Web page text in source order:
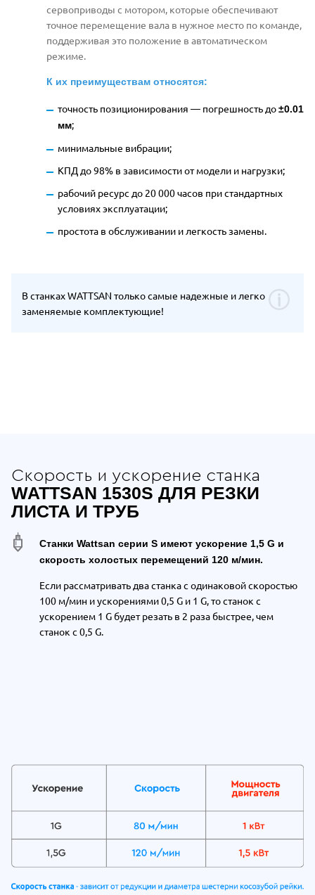
сервоприводы с мотором, которые обеспечивают
точное перемещение вала в нужное место по команде,
поддерживая это положение в автоматическом
режиме.
К их преимуществам относятся:
точность позиционирования — погрешность до±0.01
мм;
минимальные вибрации;
КПД до 98% в зависимости от модели и нагрузки;
рабочий ресурс до 20 000 часов при стандартных
условиях эксплуатации;
простота в обслуживании и легкость замены.
В станках WATTSAN только самые надежные и легко
заменяемые комплектующие!
Скорость и ускорение станка
WATTSAN 1530S ДЛЯ РЕЗКИ
ЛИСТА И ТРУБ
Станки Wattsan серии S имеют ускорение 1,5 G и
скорость холостых перемещений 120 м/мин.
Если рассматривать два станкас одинаковой скоростью
100 м/мин и ускорениями 0,5 G и 1 G,то станок с
ускорением 1 G будет резать в 2 раза быстрее, чем
станок с 0,5 G.